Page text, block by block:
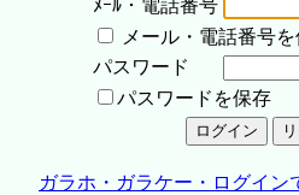
ﾒｰﾙ・電話番号
メール・電話番号
パスワード
パスワードを保存
ガラホ・ガラケー・ログイン